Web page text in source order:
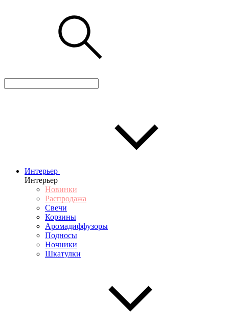
Интерьер
Интерьер
Новинки
Распродажа
Свечи
Корзины
Аромадиффузоры
Подносы
Ночники
Шкатулки